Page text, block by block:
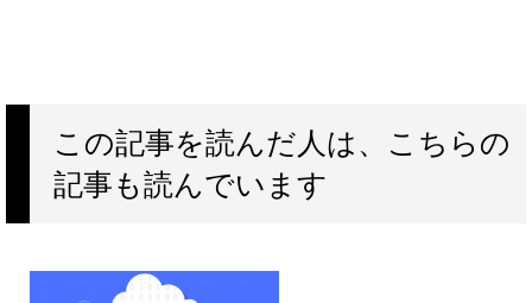
この記事を読んだ人は、こちらの
記事も読んでいます